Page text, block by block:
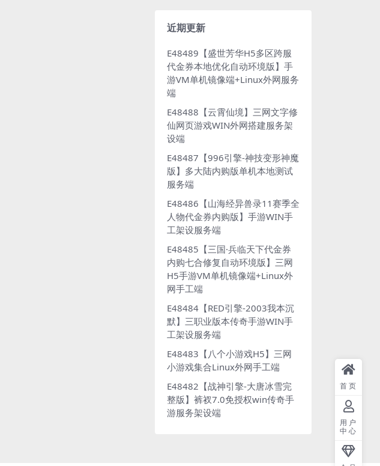
近期更新
E48489【盛世芳华H5多区跨服
代金券本地优化自动环境版】手
游VM单机镜像端+Linux外网服务
端
E48488【云霄仙境】三网文字修
仙网页游戏WIN外网搭建服务架
设端
E48487【996引擎-神技变形神魔
版】多大陆内购版单机本地测试
服务端
E48486【山海经异兽录11赛季全
人物代金券内购版】手游WIN手
工架设服务端
E48485【三国·兵临天下代金券
内购七合修复自动环境版】三网
H5手游VM单机镜像端+Linux外
网手工端
E48484【RED引擎-2003我本沉
默】三职业版本传奇手游WIN手
工架设服务端
E48483【八个小游戏H5】三网
小游戏集合Linux外网手工端
E48482【战神引擎-大唐冰雪完
整版】裤衩7.0免授权win传奇手
游服务架设端
首页
用户
中心